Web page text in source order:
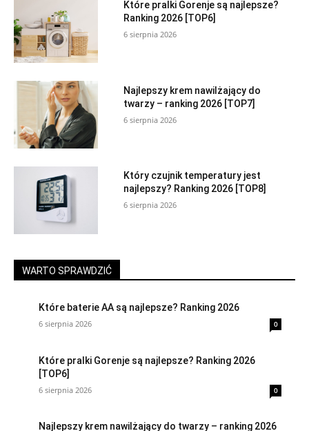
Które pralki Gorenje są najlepsze?
Ranking 2026 [TOP6]
6 sierpnia 2026
Najlepszy krem nawilżający do
twarzy – ranking 2026 [TOP7]
6 sierpnia 2026
Który czujnik temperatury jest
najlepszy? Ranking 2026 [TOP8]
6 sierpnia 2026
WARTO SPRAWDZIĆ
Które baterie AA są najlepsze? Ranking 2026
6 sierpnia 2026 0
Które pralki Gorenje są najlepsze? Ranking 2026
[TOP6]
6 sierpnia 2026 0
Najlepszy krem nawilżający do twarzy – ranking 2026